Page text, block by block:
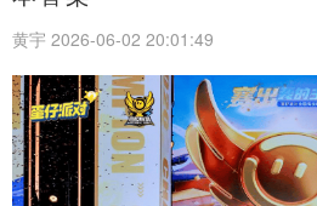
黄宇 2026-06-02 20:01:49